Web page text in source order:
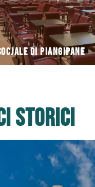
di Piangipane
storici
di metri da Piazza
MERCATO
spazio commerciale in